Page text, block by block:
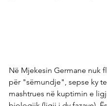
Në Mjekesin Germane nuk
për "sëmundje", sepse ky
mashtrues në kuptimin e